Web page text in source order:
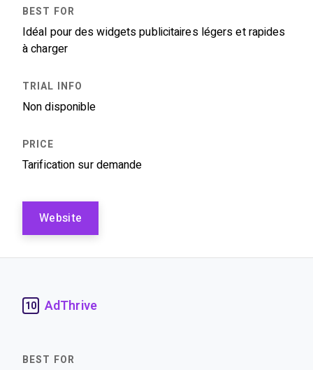
Idéal pour des widgets publicitaires légers et rapides
à charger
Non disponible
Tarification sur demande
Website
10 AdThrive